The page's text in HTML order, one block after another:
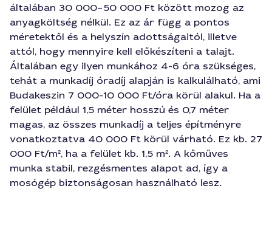
általában 30 000–50 000 Ft között mozog az
anyagköltség nélkül. Ez az ár függ a pontos
méretektől és a helyszín adottságaitól, illetve
attól, hogy mennyire kell előkészíteni a talajt.
Általában egy ilyen munkához 4-6 óra szükséges,
tehát a munkadíj óradíj alapján is kalkulálható, ami
Budakeszin 7 000-10 000 Ft/óra körül alakul. Ha a
felület például 1,5 méter hosszú és 0,7 méter
magas, az összes munkadíj a teljes építményre
vonatkoztatva 40 000 Ft körül várható. Ez kb. 27
000 Ft/m², ha a felület kb. 1,5 m². A kőműves
munka stabil, rezgésmentes alapot ad, így a
mosógép biztonságosan használható lesz.